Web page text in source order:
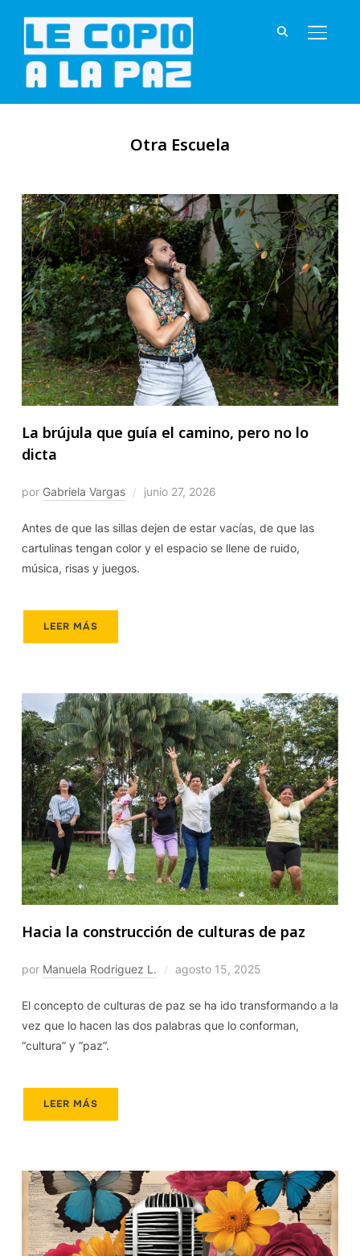
Otra Escuela
La brújula que guía el camino, pero no lo
dicta
por Gabriela Vargas junio 27, 2026
Antes de que las sillas dejen de estar vacías, de que las
cartulinas tengan color y el espacio se llene de ruido,
música, risas y juegos.
LEER MÁS
Hacia la construcción de culturas de paz
por Manuela Rodriguez L. agosto 15, 2025
El concepto de culturas de paz se ha ido transformando a la
vez que lo hacen las dos palabras que lo conforman,
“cultura” y “paz”.
LEER MÁS